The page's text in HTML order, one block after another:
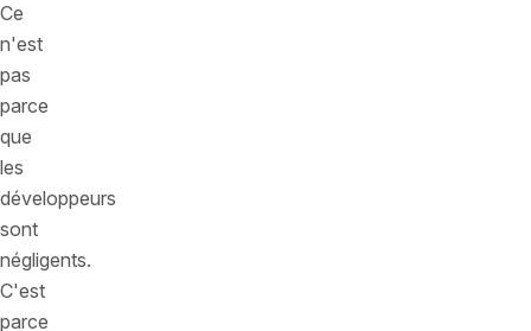
Ce
n'est
pas
parce
que
les
développeurs
sont
négligents.
C'est
parce